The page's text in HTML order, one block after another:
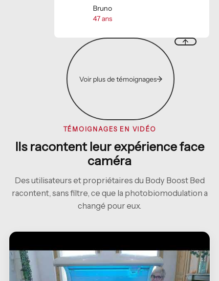
Bruno
47ans
Voir plus de témoignages
TÉMOIGNAGES EN VIDÉO
Ils racontent leur expérience face
caméra
Des utilisateurs et propriétaires du Body Boost Bed
racontent, sans filtre, ce que la photobiomodulation a
changé pour eux.